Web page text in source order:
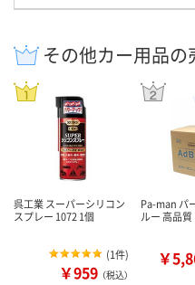
その他カー用品
呉工業 スーパーシリコン
スプレー 1072 1個
(1件)
￥959 （税込）
Pa-man パ
ルー 高品質
￥